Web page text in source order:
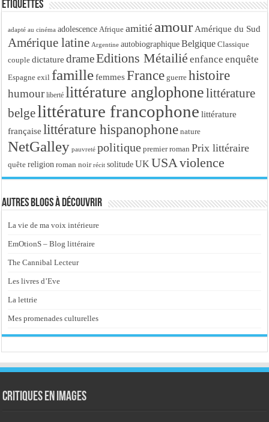
Étiquettes
adapté au cinéma adolescence Afrique amitié amour Amérique du Sud
Amérique latine Argentine autobiographique Belgique Classique
couple dictature drameEditions Métailié enfance enquête
Espagne exil famille femmes France guerre histoire
humour liberté littérature anglophonelittérature
belgelittérature francophone littérature
française littérature hispanophone nature
NetGalley pauvreté politique premier roman Prix littéraire
quête religion roman noir récit solitude UK USAviolence
Autres blogs à découvrir
La vie de ma voix intérieure
EmOtionS – Blog littéraire
The Cannibal Lecteur
Les livres d’Eve
La lettrie
Mes promenades culturelles
Critiques en images